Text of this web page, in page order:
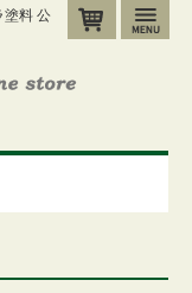
カート
塗料 公